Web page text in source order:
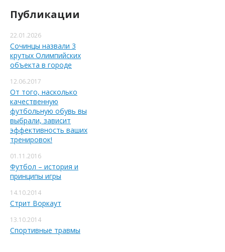
Публикации
22.01.2026
Сочинцы назвали 3
крутых Олимпийских
объекта в городе
12.06.2017
От того, насколько
качественную
футбольную обувь вы
выбрали, зависит
эффективность ваших
тренировок!
01.11.2016
Футбол – история и
принципы игры
14.10.2014
Стрит Воркаут
13.10.2014
Спортивные травмы